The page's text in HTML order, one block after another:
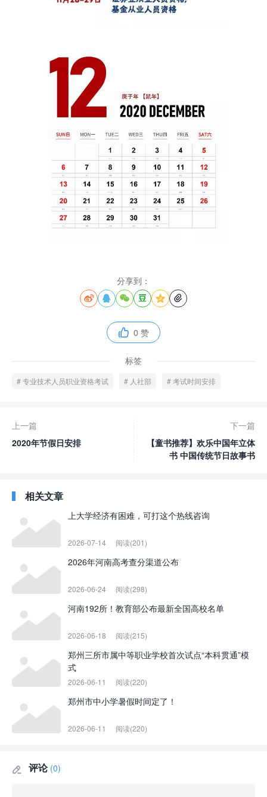
分享到：
     
 0 赞
标签
专业技术人员职业资格考试 人社部 考试时间安排
上一篇
2020年节假日安排
下一篇
【童书推荐】欢乐中国年立体
书 中国传统节日故事书
相关文章
上大学经济有困难，可打这个热线咨询
2026-07-14 阅读(201)
2026年河南高考查分渠道公布
2026-06-24 阅读(298)
河南192所！教育部公布最新全国高校名单
2026-06-18 阅读(215)
郑州三所市属中等职业学校首次试点“本科贯通”模
式
2026-06-11 阅读(220)
郑州市中小学暑假时间定了！
2026-06-11 阅读(220)
 评论 (0)